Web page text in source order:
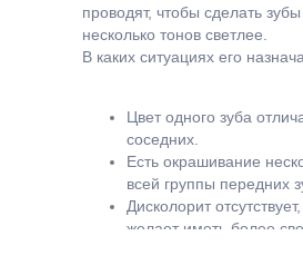
проводят, чтобы сделать
несколько тонов светлее.
В каких ситуациях его
Цвет одного зуба
соседних.
Есть окрашивание
всей группы передних
Дисколорит
желает иметь более